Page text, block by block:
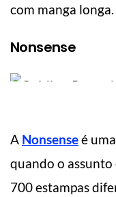
com manga longa.
Nonsense
A Nonsenseé
quando o assunto
700 estampas